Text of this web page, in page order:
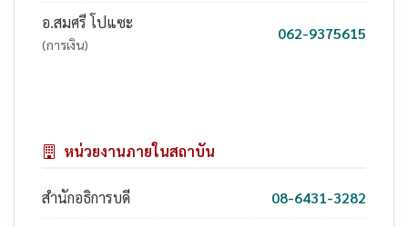
อ.สมศรี โปแซะ
(การเงิน)
062-9375615
หน่วยงานภายในสถาบัน
สำนักอธิการบดี 08-6431-3282